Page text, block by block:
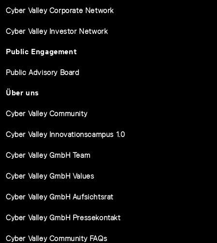
Cyber Valley Corporate Network
Cyber Valley Investor Network
Public Engagement
Public Advisory Board
Über uns
Cyber Valley Community
Cyber Valley Innovationscampus 1.0
Cyber Valley GmbH Team
Cyber Valley GmbH Values
Cyber Valley GmbH Aufsichtsrat
Cyber Valley GmbH Pressekontakt
Cyber Valley Community FAQs